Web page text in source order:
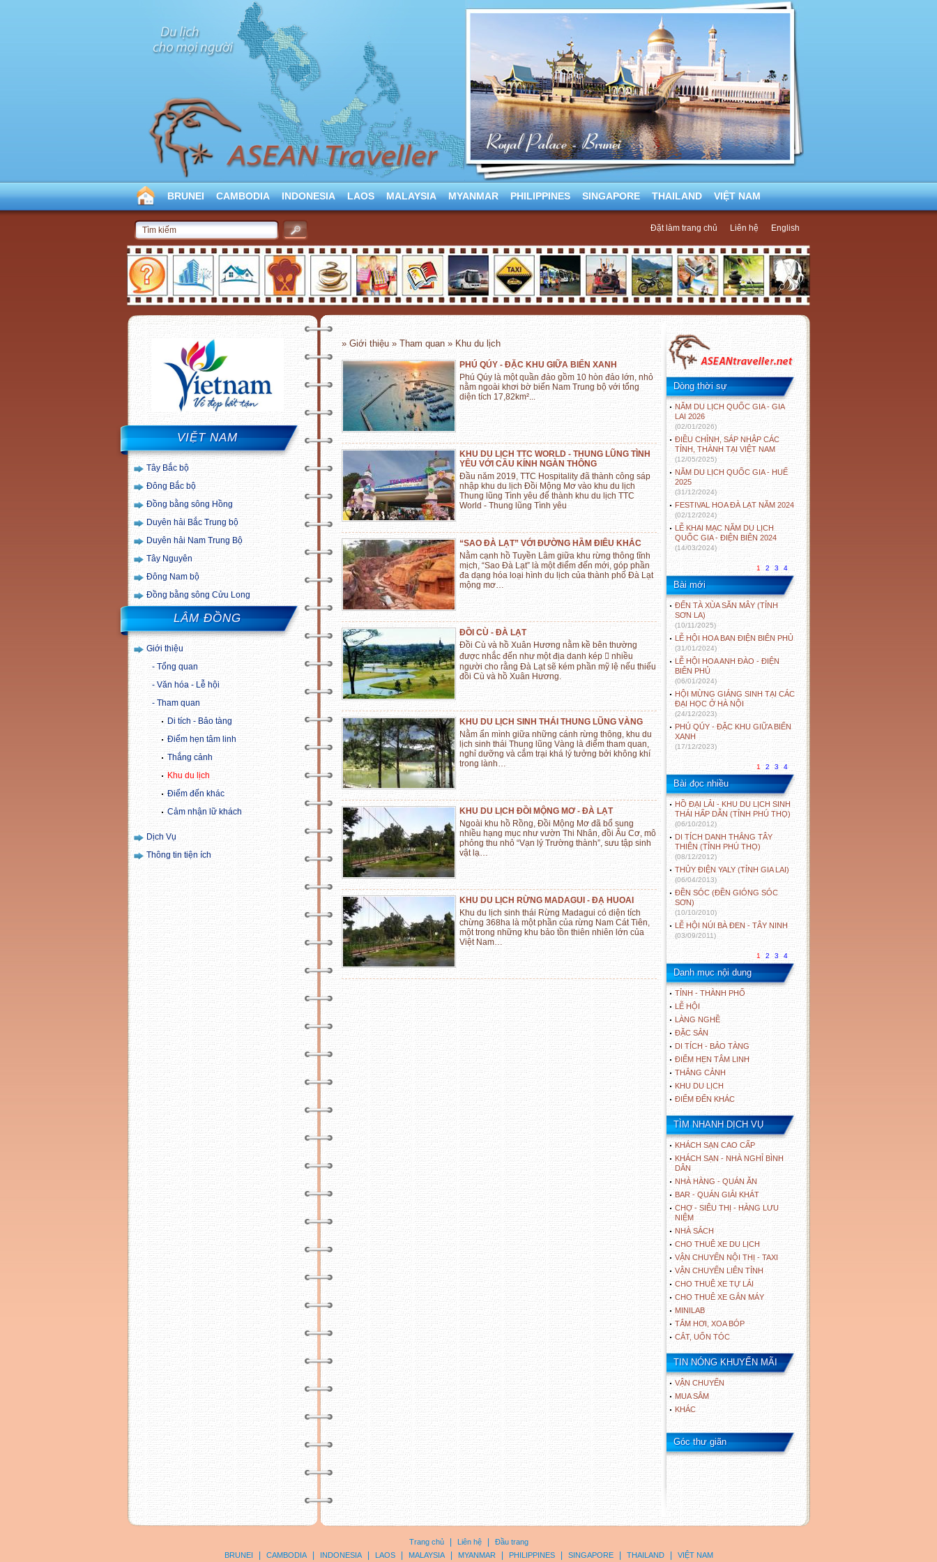
BRUNEI CAMBODIA INDONESIA LAOS MALAYSIA MYANMAR PHILIPPINES SINGAPORE THAILAND VIỆT NAM
Đặt làm trang chủ Liên hệ English
VIỆT NAM
Tây Bắc bộ
Đông Bắc bộ
Đồng bằng sông Hồng
Duyên hải Bắc Trung bộ
Duyên hải Nam Trung Bộ
Tây Nguyên
Đông Nam bộ
Đồng bằng sông Cửu Long
LÂM ĐỒNG
Giới thiệu
Tổng quan
Văn hóa - Lễ hội
Tham quan
Di tích - Bảo tàng
Điểm hẹn tâm linh
Thắng cảnh
Khu du lịch
Điểm đến khác
Cảm nhận lữ khách
Dịch Vụ
Thông tin tiện ích
» Giới thiệu » Tham quan » Khu du lịch
PHÚ QÚY - ĐẶC KHU GIỮA BIỂN XANH
Phú Qúy là một quần đảo gồm 10 hòn đảo lớn, nhỏ
nằm ngoài khơi bờ biển Nam Trung bộ với tổng
diện tích 17,82km²...
KHU DU LỊCH TTC WORLD - THUNG LŨNG TÌNH
YÊU VỚI CẦU KÍNH NGÀN THÔNG
Đầu năm 2019, TTC Hospitality đã thành công sáp
nhập khu du lịch Đồi Mộng Mơ vào khu du lịch
Thung lũng Tình yêu để thành khu du lịch TTC
World - Thung lũng Tình yêu
“SAO ĐÀ LẠT” VỚI ĐƯỜNG HẦM ĐIÊU KHẮC
Nằm cạnh hồ Tuyền Lâm giữa khu rừng thông tĩnh
mịch, “Sao Đà Lạt” là một điểm đến mới, góp phần
đa dạng hóa loại hình du lịch của thành phố Đà Lạt
mộng mơ…
ĐỒI CÙ - ĐÀ LẠT
Đồi Cù và hồ Xuân Hương nằm kề bên thường
được nhắc đến như một địa danh kép  nhiều
người cho rằng Đà Lạt sẽ kém phần mỹ lệ nếu thiếu
đồi Cù và hồ Xuân Hương.
KHU DU LỊCH SINH THÁI THUNG LŨNG VÀNG
Nằm ẩn mình giữa những cánh rừng thông, khu du
lịch sinh thái Thung lũng Vàng là điểm tham quan,
nghỉ dưỡng và cắm trại khá lý tưởng bởi không khí
trong lành…
KHU DU LỊCH ĐỒI MỘNG MƠ - ĐÀ LẠT
Ngoài khu hồ Rồng, Đồi Mộng Mơ đã bổ sung
nhiều hạng mục như vườn Thi Nhân, đồi Âu Cơ, mô
phỏng thu nhỏ “Vạn lý Trường thành”, sưu tập sinh
vật lạ…
KHU DU LỊCH RỪNG MADAGUI - ĐẠ HUOAI
Khu du lịch sinh thái Rừng Madagui có diện tích
chừng 368ha là một phần của rừng Nam Cát Tiên,
một trong những khu bảo tồn thiên nhiên lớn của
Việt Nam…
Dòng thời sự
NĂM DU LỊCH QUỐC GIA - GIA
LAI 2026
(02/01/2026)
ĐIỀU CHỈNH, SÁP NHẬP CÁC
TỈNH, THÀNH TẠI VIỆT NAM
(12/05/2025)
NĂM DU LỊCH QUỐC GIA - HUẾ
2025
(31/12/2024)
FESTIVAL HOA ĐÀ LẠT NĂM 2024
(02/12/2024)
LỄ KHAI MẠC NĂM DU LỊCH
QUỐC GIA - ĐIỆN BIÊN 2024
(14/03/2024)
1 2 3 4
Bài mới
ĐẾN TÀ XÙA SĂN MÂY (TỈNH
SƠN LA)
(10/11/2025)
LỄ HỘI HOA BAN ĐIỆN BIÊN PHỦ
(31/01/2024)
LỄ HỘI HOA ANH ĐÀO - ĐIỆN
BIÊN PHỦ
(06/01/2024)
HỘI MỪNG GIÁNG SINH TẠI CÁC
ĐẠI HỌC Ở HÀ NỘI
(24/12/2023)
PHÚ QÚY - ĐẶC KHU GIỮA BIỂN
XANH
(17/12/2023)
1 2 3 4
Bài đọc nhiều
HỒ ĐẠI LẢI - KHU DU LỊCH SINH
THÁI HẤP DẪN (TỈNH PHÚ THỌ)
(06/10/2012)
DI TÍCH DANH THẮNG TÂY
THIÊN (TỈNH PHÚ THỌ)
(08/12/2012)
THỦY ĐIỆN YALY (TỈNH GIA LAI)
(06/04/2013)
ĐỀN SÓC (ĐỀN GIÓNG SÓC
SƠN)
(10/10/2010)
LỄ HỘI NÚI BÀ ĐEN - TÂY NINH
(03/09/2011)
1 2 3 4
Danh mục nội dung
TỈNH - THÀNH PHỐ
LỄ HỘI
LÀNG NGHỀ
ĐẶC SẢN
DI TÍCH - BẢO TÀNG
ĐIỂM HẸN TÂM LINH
THẮNG CẢNH
KHU DU LỊCH
ĐIỂM ĐẾN KHÁC
TÌM NHANH DỊCH VỤ
KHÁCH SẠN CAO CẤP
KHÁCH SẠN - NHÀ NGHỈ BÌNH
DÂN
NHÀ HÀNG - QUÁN ĂN
BAR - QUÁN GIẢI KHÁT
CHỢ - SIÊU THỊ - HÀNG LƯU
NIỆM
NHÀ SÁCH
CHO THUÊ XE DU LỊCH
VẬN CHUYỂN NỘI THỊ - TAXI
VẬN CHUYỂN LIÊN TỈNH
CHO THUÊ XE TỰ LÁI
CHO THUÊ XE GẮN MÁY
MINILAB
TẮM HƠI, XOA BÓP
CẮT, UỐN TÓC
TIN NÓNG KHUYẾN MÃI
VẬN CHUYỂN
MUA SẮM
KHÁC
Góc thư giãn
Trang chủ Liên hệ
Đầu trang
BRUNEI
CAMBODIA INDONESIA LAOS MALAYSIA MYANMAR PHILIPPINES SINGAPORE THAILAND VIỆT NAM